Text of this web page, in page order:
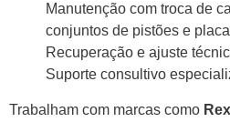
Manutenção com troca de
conjuntos de pistões e
Recuperação e ajuste
Suporte consultivo
Trabalham com marcas como